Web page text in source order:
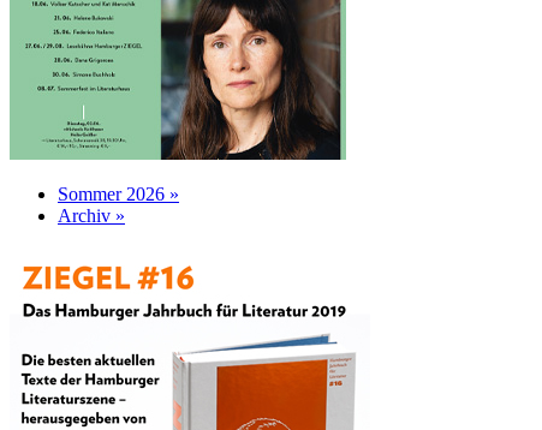
Sommer 2026 »
Archiv »